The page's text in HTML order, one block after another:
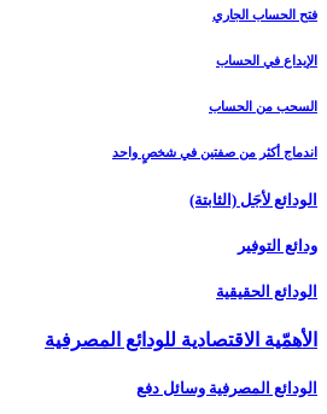
فتح الحساب الجاري
الإيداع في الحساب
السحب من الحساب
اندماج أكثر من صفتين في شخصٍ واحد
الودائع لأجَل (الثابتة)
ودائع التوفير
الودائع الحقيقية
الأهمّية الاقتصادية للودائع المصرفية
الودائع المصرفية وسائل دفع